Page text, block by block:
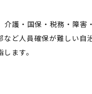
護・国保・税務・障害
ど人員確保が難しい自
ます。